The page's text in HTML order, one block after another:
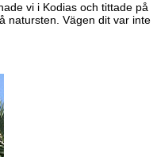
vi i Kodias och tittade på
natursten. Vägen dit var inte